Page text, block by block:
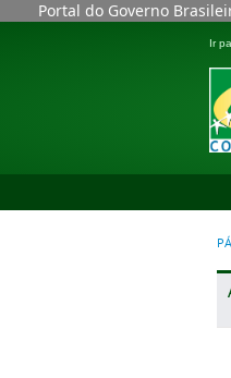
Portal do Governo
Ir